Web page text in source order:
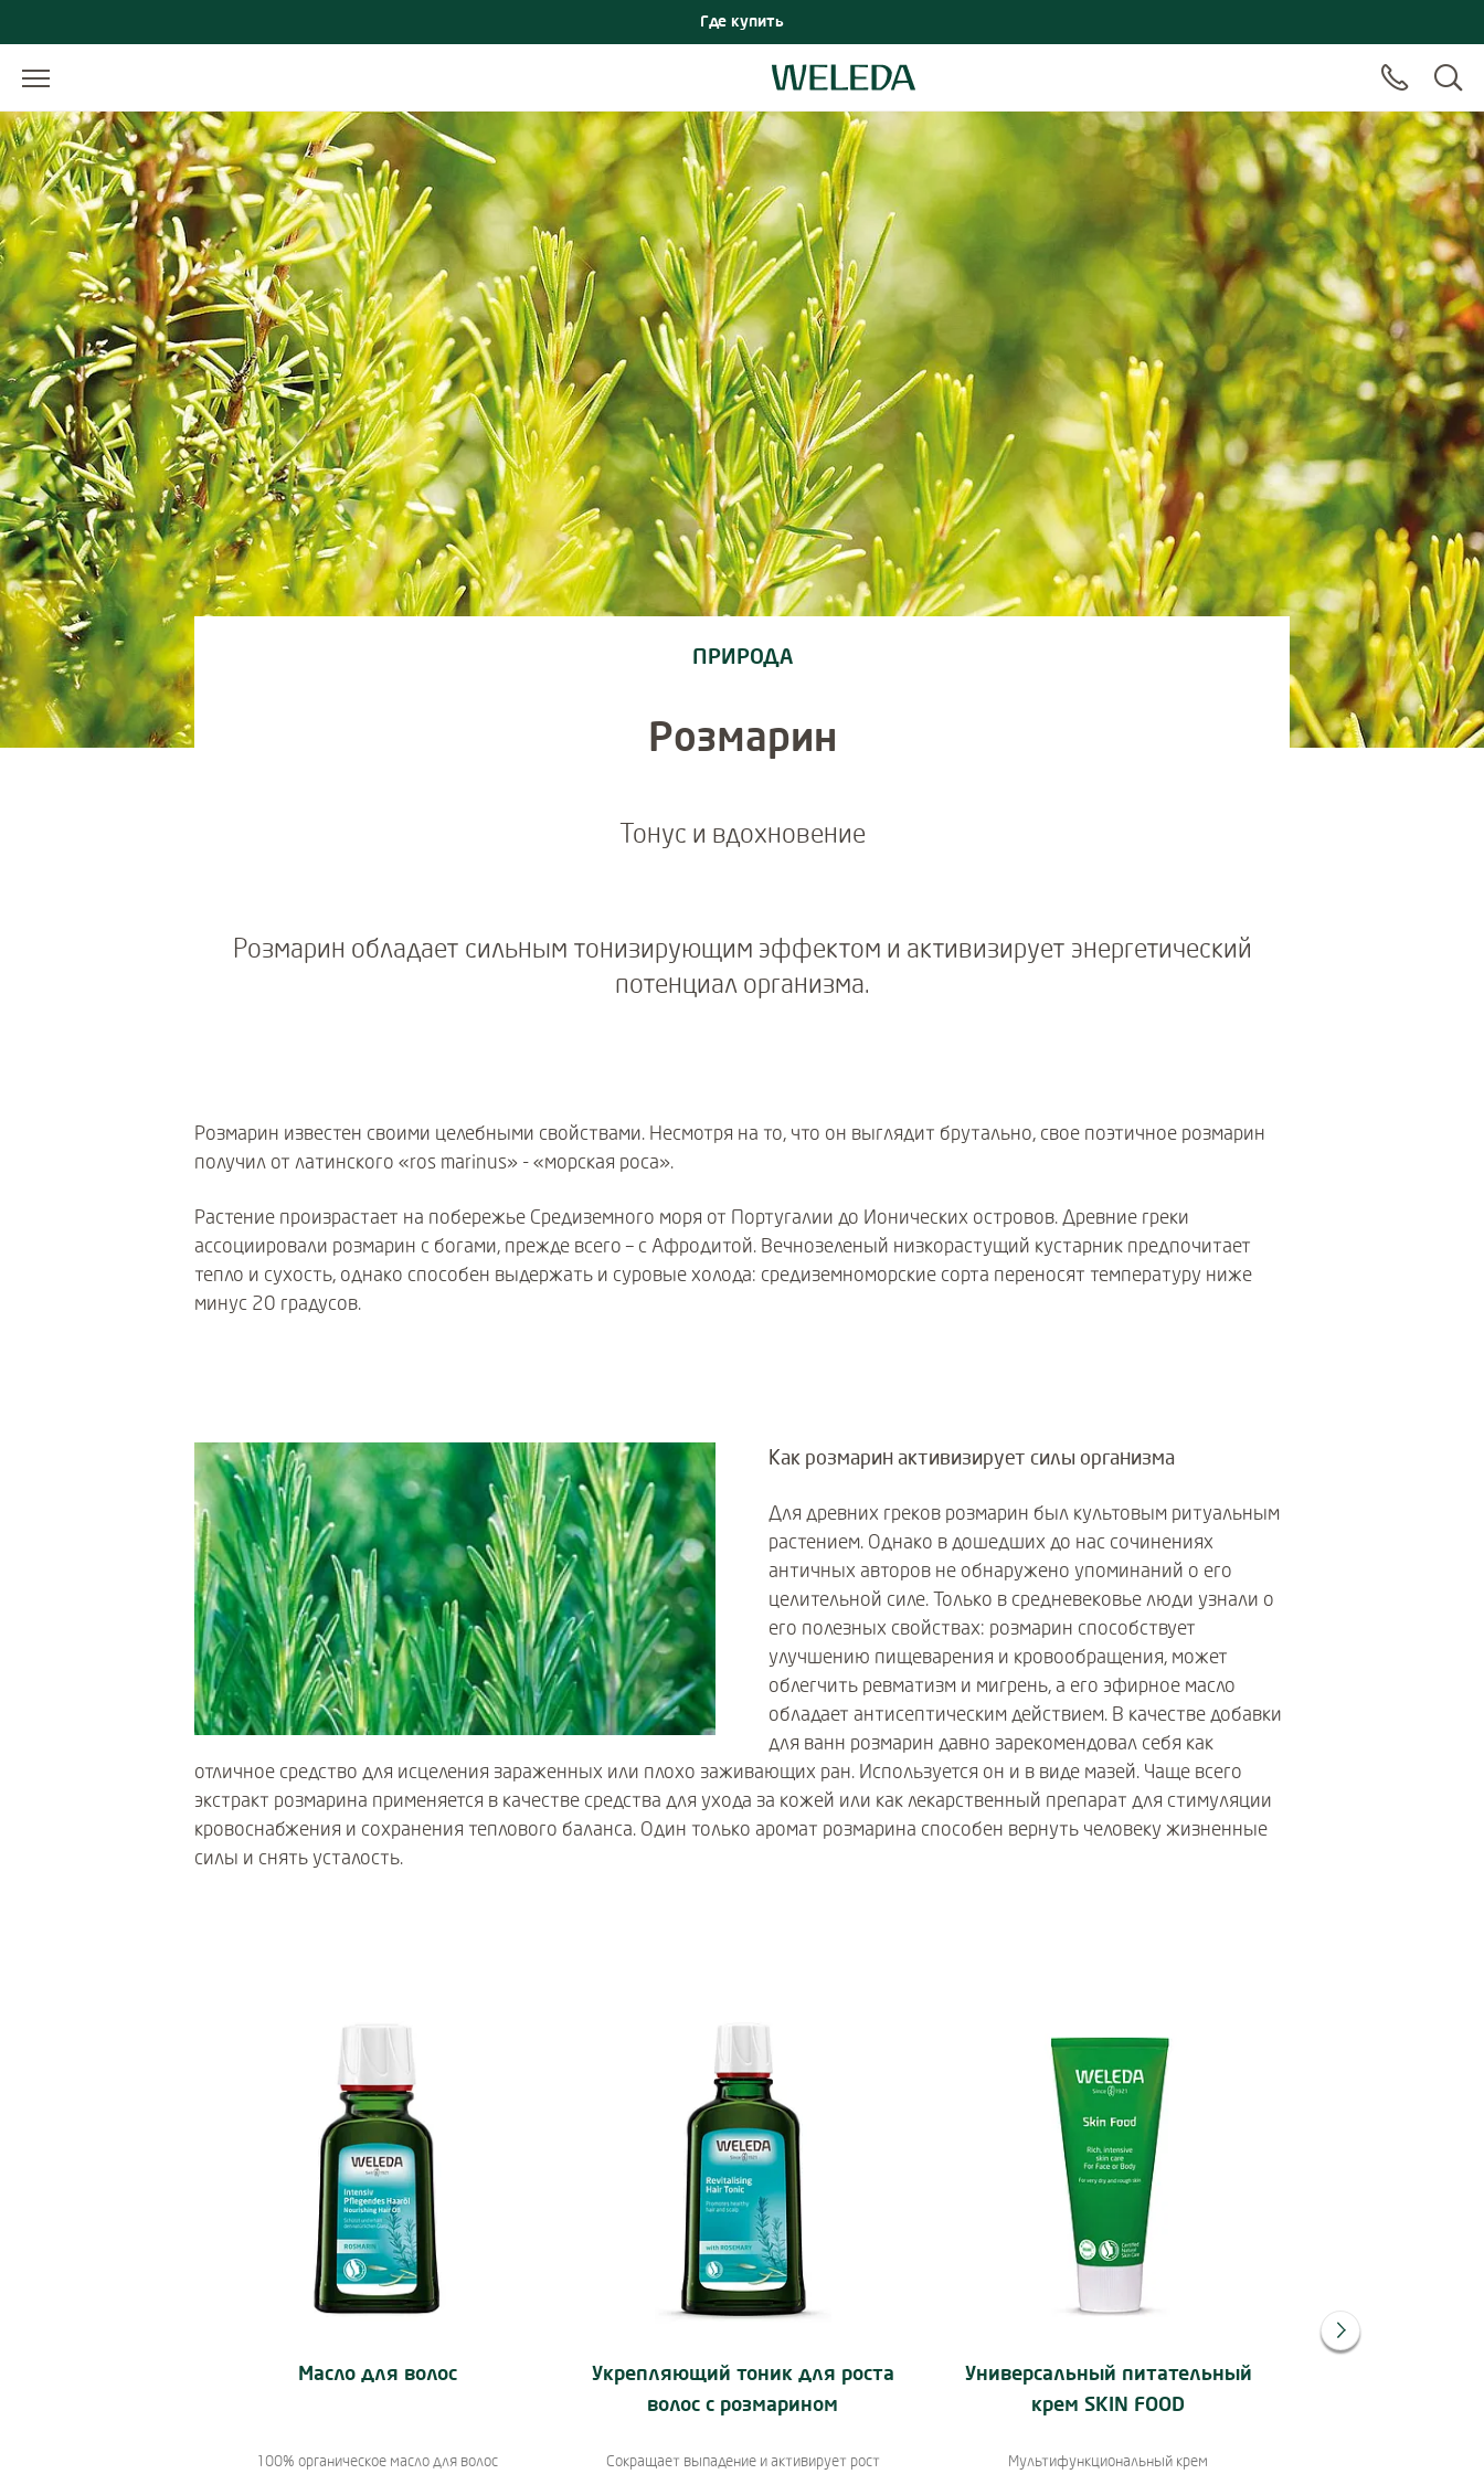
Где купить
ПРИРОДА
Розмарин
Тонус и вдохновение
Розмарин обладает сильным тонизирующим эффектом и активизирует энергетический
потенциал организма.
Розмарин известен своими целебными свойствами. Несмотря на то, что он выглядит брутально, свое поэтичное розмарин
получил от латинского «ros marinus» - «морская роса».
Растение произрастает на побережье Средиземного моря от Португалии до Ионических островов. Древние греки
ассоциировали розмарин с богами, прежде всего – с Афродитой. Вечнозеленый низкорастущий кустарник предпочитает
тепло и сухость, однако способен выдержать и суровые холода: средиземноморские сорта переносят температуру ниже
минус 20 градусов.
Как розмарин активизирует силы организма
Для древних греков розмарин был культовым ритуальным
растением. Однако в дошедших до нас сочинениях
античных авторов не обнаружено упоминаний о его
целительной силе. Только в средневековье люди узнали о
его полезных свойствах: розмарин способствует
улучшению пищеварения и кровообращения, может
облегчить ревматизм и мигрень, а его эфирное масло
обладает антисептическим действием. В качестве добавки
для ванн розмарин давно зарекомендовал себя как
отличное средство для исцеления зараженных или плохо заживающих ран. Используется он и в виде мазей. Чаще всего
экстракт розмарина применяется в качестве средства для ухода за кожей или как лекарственный препарат для стимуляции
кровоснабжения и сохранения теплового баланса. Один только аромат розмарина способен вернуть человеку жизненные
силы и снять усталость.
Подробнее:
Масло для волос
100% органическое масло для волос
Подробнее:
Укрепляющий тоник для роста
волос с розмарином
Сокращает выпадение и активирует рост
Подробнее:
Универсальный питательный
крем SKIN FOOD
Мультифункциональный крем